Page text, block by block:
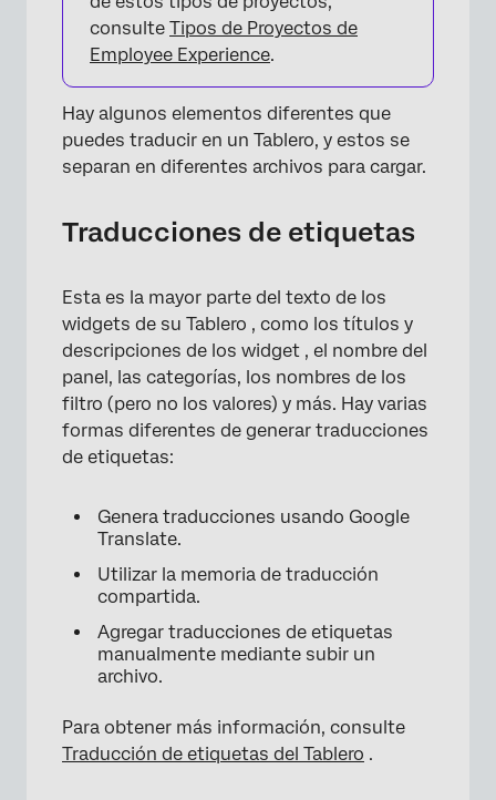
consulte Tipos de Proyectos de
Employee Experience.
Hay algunos elementos diferentes que
puedes traducir en un Tablero, y estos se
separan en diferentes archivos para cargar.
Traducciones de etiquetas
Esta es la mayor parte del texto de los
widgets de su Tablero , como los títulos y
descripciones de los widget , el nombre del
panel, las categorías, los nombres de los
filtro (pero no los valores) y más. Hay varias
formas diferentes de generar traducciones
de etiquetas:
Genera traducciones usando Google
Translate.
Utilizar la memoria de traducción
compartida.
Agregar traducciones de etiquetas
manualmente mediante subir un
archivo.
Para obtener más información, consulte
Traducción de etiquetas del Tablero .